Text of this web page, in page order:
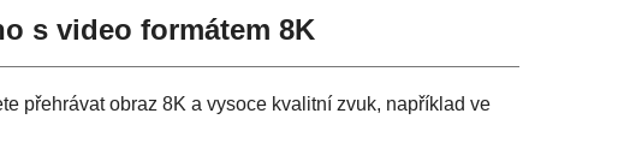
s video formátem 8K
přehrávat obraz 8K a vysoce kvalitní zvuk, například ve